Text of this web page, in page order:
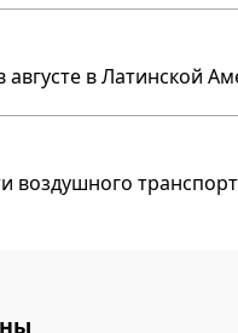
в Латинской
воздушного